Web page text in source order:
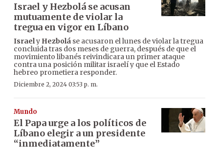
Israel y Hezbolá se acusan
mutuamente de violar la
tregua en vigor en Líbano
Israely Hezbolá se acusaron el lunes de violar la tregua
concluida tras dos meses de guerra, después de que el
movimiento libanés reivindicara un primer ataque
contra una posición militar israelí y que el Estado
hebreo prometiera responder.
Diciembre 2, 2024 03:53 p. m.
Mundo
El Papa urge a los políticos de
Líbano elegir a un presidente
“inmediatamente”